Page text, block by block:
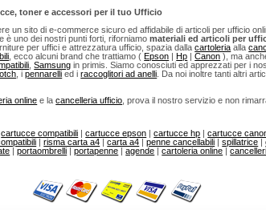
toner e accessori per il tuo Ufficio
un sito di e-commerce sicuro ed affidabile di articoli per ufficio
è uno dei nostri punti forti, riforniamomateriali ed articoli per
per uffici e attrezzatura ufficio, spazia dallacartoleria alla
, ecco alcuni brand che trattiamo (Epson |Hp |Canon ), ma
,Samsung in primis. Siamo conosciuti ed apprezzati per i
, ipennarelli ed iraccoglitori ad anelli . Da noi inoltre tanti altri
online e lacancelleria ufficio , prova il nostro servizio e non
cartucce compatibili |cartucce epson |cartucce hp |cartucce
|risma carta a4 |carta a4 |penne cancellabili |spillatrice |
|portaombrelli |portapenne |agende |cartoleria online |